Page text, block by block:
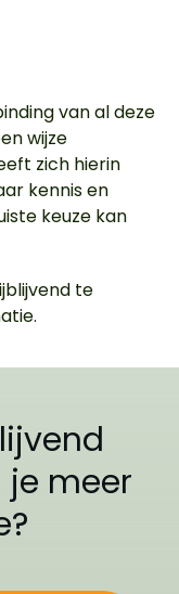
van al deze
wijze
zich hierin
kennis en
keuze kan
te
je meer